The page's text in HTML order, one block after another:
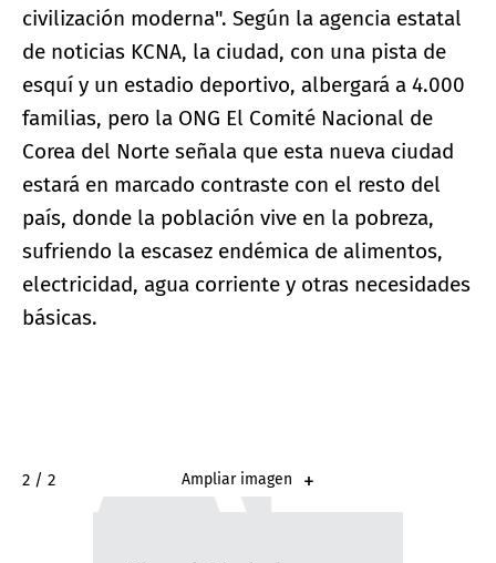
civilización moderna". Según la agencia estatal
de noticias KCNA, la ciudad, con una pista de
esquí y un estadio deportivo, albergará a 4.000
familias, pero la ONG El Comité Nacional de
Corea del Norte señala que esta nueva ciudad
estará en marcado contraste con el resto del
país, donde la población vive en la pobreza,
sufriendo la escasez endémica de alimentos,
electricidad, agua corriente y otras necesidades
básicas.
2 / 2 Ampliar imagen